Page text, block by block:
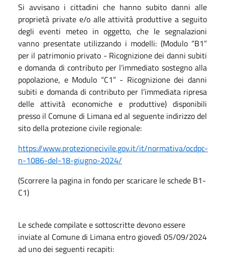
Si avvisano i cittadini che hanno subito danni alle
proprietà private e/o alle attività produttive a seguito
degli eventi meteo in oggetto, che le segnalazioni
vanno presentate utilizzando i modelli: (Modulo “B1”
per il patrimonio privato - Ricognizione dei danni subiti
e domanda di contributo per l’immediato sostegno alla
popolazione, e Modulo “C1” - Ricognizione dei danni
subiti e domanda di contributo per l’immediata ripresa
delle attività economiche e produttive) disponibili
presso il Comune di Limana ed al seguente indirizzo del
sito della protezione civile regionale:
https://www.protezionecivile.gov.it/it/normativa/ocdpc-
n-1086-del-18-giugno-2024/
(Scorrere la pagina in fondo per scaricare le schede B1-
C1)
Le schede compilate e sottoscritte devono essere
inviate al Comune di Limana entro giovedì 05/09/2024
ad uno dei seguenti recapiti: